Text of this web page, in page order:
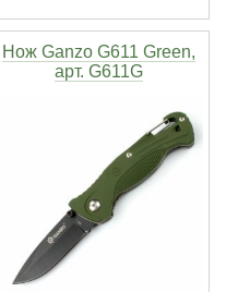
Нож Ganzo G611 Green,
арт. G611G